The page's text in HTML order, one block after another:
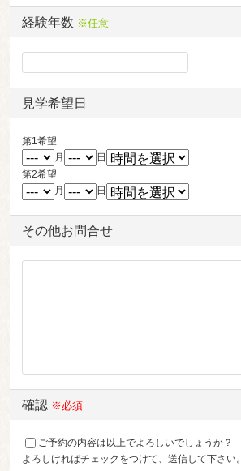
経験年数 ※任意
見学希望日
第1希望
月
日
第2希望
月
日
その他お問合せ
確認 ※必須
ご予約の内容は以上でよろしいでしょうか？
よろしければチェックをつけて、送信して下さい。